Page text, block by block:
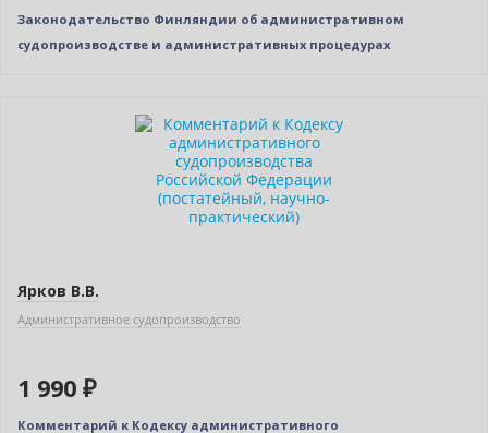
Законодательство Финляндии об административном
судопроизводстве и административных процедурах
Ярков В.В.
Административное судопроизводство
1 990 ₽
Комментарий к Кодексу административного